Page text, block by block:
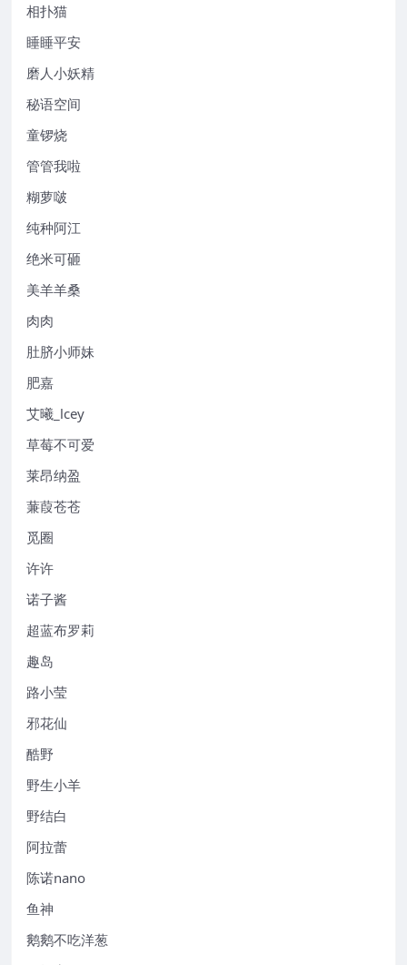
相扑猫
睡睡平安
磨人小妖精
秘语空间
童锣烧
管管我啦
糊萝啵
纯种阿江
绝米可砸
美羊羊桑
肉肉
肚脐小师妹
肥嘉
艾曦_lcey
草莓不可爱
莱昂纳盈
蒹葭苍苍
觅圈
许许
诺子酱
超蓝布罗莉
趣岛
路小莹
邪花仙
酷野
野生小羊
野结白
阿拉蕾
陈诺nano
鱼神
鹅鹅不吃洋葱